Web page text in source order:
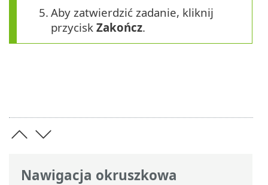
Nawigacja okruszkowa
5. Aby zatwierdzić zadanie, kliknij
przycisk Zakończ.